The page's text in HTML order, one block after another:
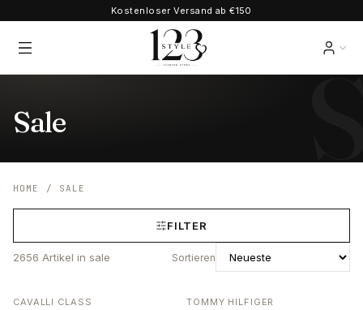
Kostenloser Versand ab €150
Sale
HOME / SALE
FILTER
2656 Artikel in sale Sortieren
-62%
CAVALLI CLASS -32%
TOMMY HILFIGER